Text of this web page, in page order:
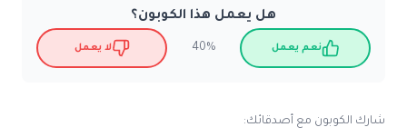
هل يعمل هذا الكوبون؟
نعم يعمل 40% لا يعمل
شارك الكوبون مع أصدقائك: